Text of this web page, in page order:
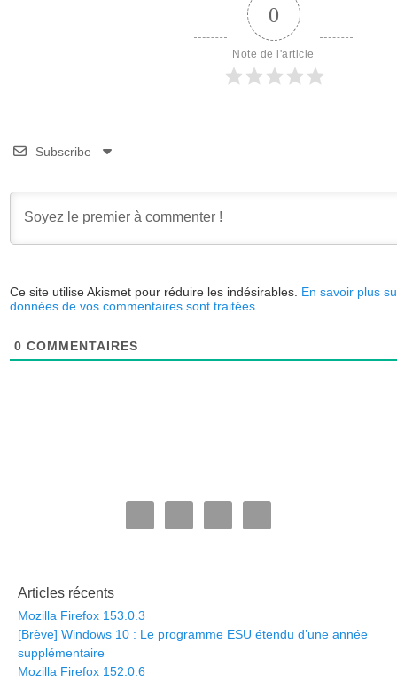
0
Note de l'article
Subscribe
Ce site utilise Akismet pour réduire les indésirables. En savoir plus
données de vos commentaires sont traitées
0 COMMENTAIRES
Articles récents
Mozilla Firefox 153.0.3
[Brève] Windows 10 : Le programme ESU étendu d’une année
supplémentaire
Mozilla Firefox 152.0.6